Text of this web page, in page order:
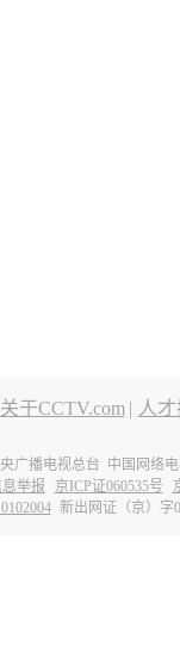
关于CCTV.com | 人
广播电视总台 中国网络
举报
京ICP证060535号
新出网证（京）